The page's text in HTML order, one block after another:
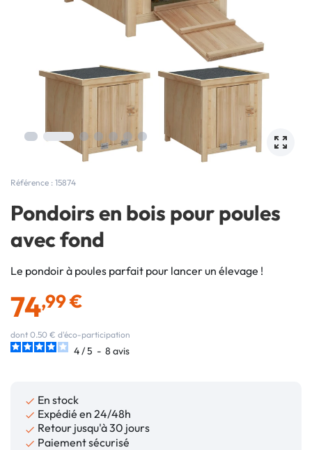
Référence : 15874
Pondoirs en bois pour poules
avec fond
Le pondoir à poules parfait pour lancer un élevage !
74,99 €
dont 0.50 € d'éco-participation
4/5 - 8 avis
 En stock
 Expédié en 24/48h
 Retour jusqu'à 30 jours
 Paiement sécurisé